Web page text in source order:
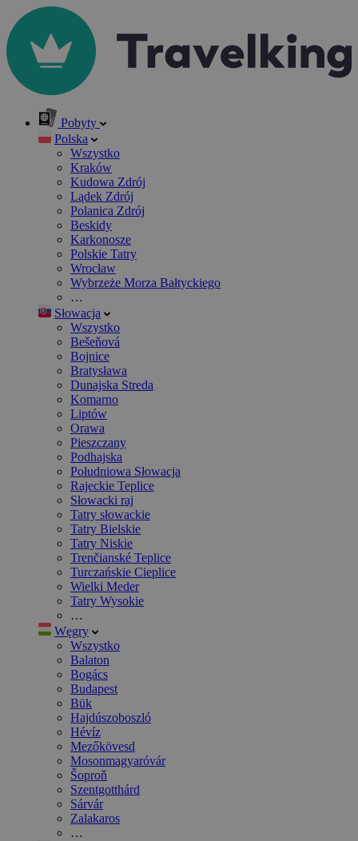
Pobyty
Polska
Wszystko
Kraków
Kudowa Zdrój
Lądek Zdrój
Polanica Zdrój
Beskidy
Karkonosze
Polskie Tatry
Wrocław
Wybrzeże Morza Bałtyckiego
…
Słowacja
Wszystko
Bešeňová
Bojnice
Bratysława
Dunajska Streda
Komarno
Liptów
Orawa
Pieszczany
Podhajska
Południowa Słowacja
Rajeckie Teplice
Słowacki raj
Tatry słowackie
Tatry Bielskie
Tatry Niskie
Trenčianské Teplice
Turczańskie Cieplice
Wielki Meder
Tatry Wysokie
…
Węgry
Wszystko
Balaton
Bogács
Budapest
Bük
Hajdúszoboszló
Hévíz
Mezőkövesd
Mosonmagyaróvár
Šoproň
Szentgotthárd
Sárvár
Zalakaros
…